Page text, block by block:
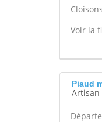
Voir la
Piaud
Artisan